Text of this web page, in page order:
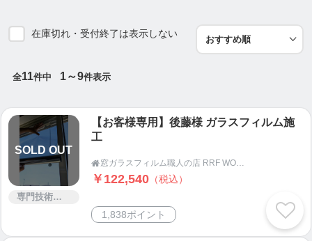
防犯フィルムはCPマークも取得している防犯性の高
焼き破りにも対応しています。
その他、目隠し用フィルム、装飾用フィルムなど
様々なニーズに対応します。
食器棚のガラスや、ショーケース、ショーウィンド
ウなどにも施工可能です。
＜お問合せから作業完了まで＞
電話、メール、webサイトのお問い合わせフォー
在庫切れ・受付終了は表示しない
全11件中 1～9件表示
SOLD OUT
専門技術サービス
【お客様専用】後藤様 ガラスフィルム施
工
 窓ガラスフィルム職人の店 RRF WORKS
￥122,540 （税込）
1,838ポイント